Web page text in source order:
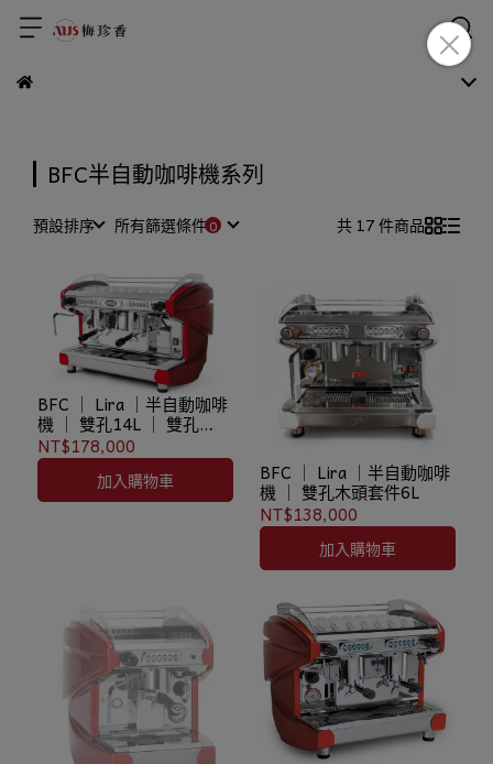
BFC半自動咖啡機系列
預設排序 所有篩選條件 共 17 件商品
BFC ｜ Lira ｜半自動咖啡
機 ｜ 雙孔14L ｜ 雙孔
14L(T.C.I)
NT$178,000
加入購物車 BFC ｜ Lira ｜半自動咖啡
機 ｜ 雙孔木頭套件6L
NT$138,000
加入購物車